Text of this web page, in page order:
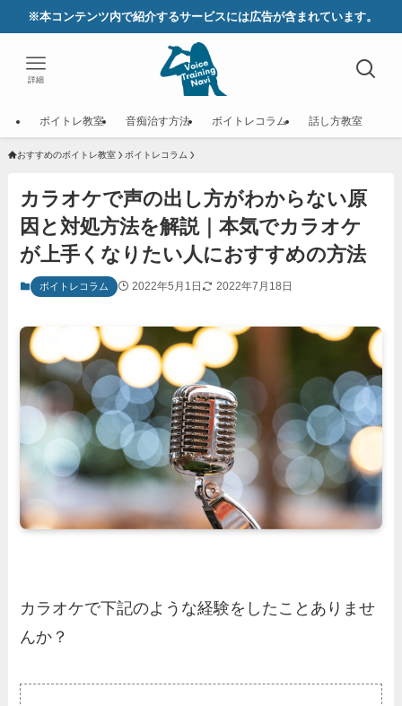
※本コンテンツ内で紹介するサービスには広告が含まれています。
詳細
ボイトレ教室 音痴治す方法 ボイトレコラム 話し方教室
おすすめのボイトレ教室 ボイトレコラム
カラオケで声の出し方がわからない原
因と対処方法を解説｜本気でカラオケ
が上手くなりたい人におすすめの方法
ボイトレコラム 2022年5月1日 2022年7月18日
カラオケで下記のような経験をしたことありませ
んか？